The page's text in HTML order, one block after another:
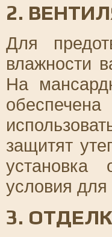
2.
Для
влажности
На
защитят
установка
условия
3.